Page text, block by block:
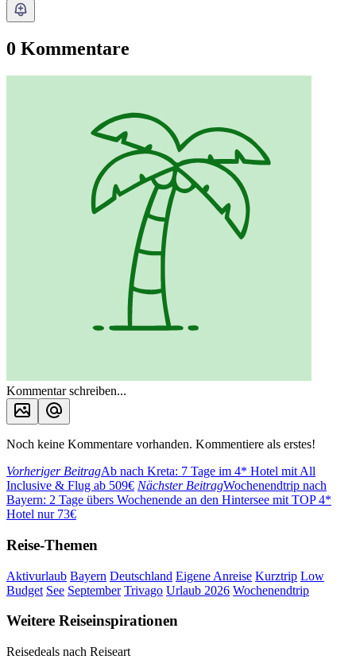
0 Kommentare
Kommentar schreiben...
Noch keine Kommentare vorhanden. Kommentiere als erstes!
Vorheriger BeitragAb nach Kreta: 7 Tage im 4* Hotel mit All
Inclusive & Flug ab 509€ Nächster BeitragWochenendtrip nach
Bayern: 2 Tage übers Wochenende an den Hintersee mit TOP 4*
Hotel nur 73€
Reise-Themen
Aktivurlaub Bayern Deutschland Eigene Anreise Kurztrip Low
Budget See September Trivago Urlaub 2026 Wochenendtrip
Weitere Reiseinspirationen
Reisedeals nach Reiseart